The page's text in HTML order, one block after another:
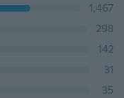
1,467
298
142
31
35